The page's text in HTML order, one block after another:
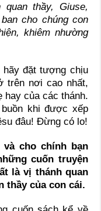
thầy, Giuse,
cho chúng con
khiêm nhường
hãy đặt tượng chịu
trên nơi cao nhất,
của các thánh.
khi được xếp
đâu! Đừng có lo!
cho chính bạn
cuốn truyện
là vị thánh quan
thầy của con cái.